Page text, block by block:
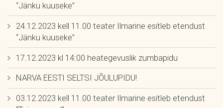
“Jänku kuuseke”
24.12.2023 kell 11.00 teater Ilmarine esitleb etendust
“Jänku kuuseke”
17.12.2023 kl 14:00 heategevuslik zumbapidu
NARVA EESTI SELTSI JÕULUPIDU!
03.12.2023 kell 11.00 teater Ilmarine esitleb etendust